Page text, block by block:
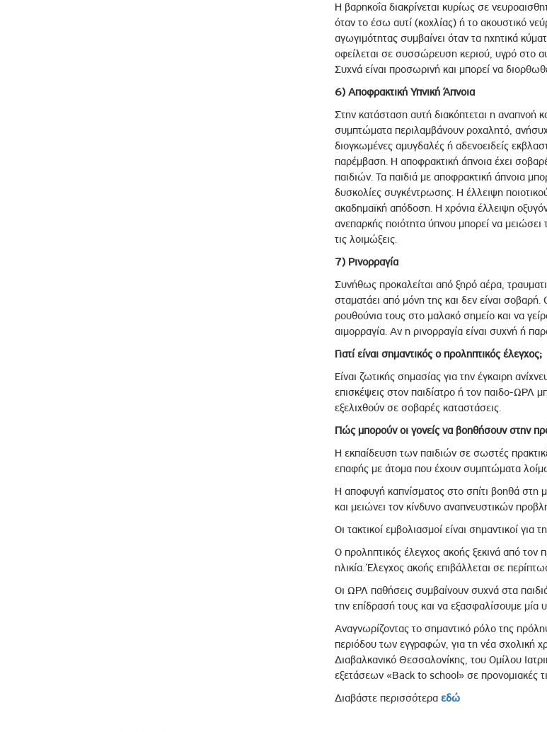
Η βαρηκοΐα διακρίνεται κυρίως σε
όταν το έσω αυτί (κοχλίας) ή το ακουστικό
αγωγιμότητας συμβαίνει όταν τα ηχητικά
οφείλεται σε συσσώρευση κεριού, υγρό στο
Συχνά είναι προσωρινή και μπορεί να
6) Αποφρακτική Υπνική Άπνοια
Στην κατάσταση αυτή διακόπτεται η
συμπτώματα περιλαμβάνουν ροχαλητό,
διογκωμένες αμυγδαλές ή αδενοειδείς
παρέμβαση. Η αποφρακτική άπνοια έχει
παιδιών. Τα παιδιά με αποφρακτική άπνοια
δυσκολίες συγκέντρωσης. Η έλλειψη
ακαδημαϊκή απόδοση. Η χρόνια έλλειψη
ανεπαρκής ποιότητα ύπνου μπορεί να
τις λοιμώξεις.
7) Ρινορραγία
Συνήθως προκαλείται από ξηρό αέρα,
σταματάει από μόνη της και δεν είναι
ρουθούνια τους στο μαλακό σημείο και να
αιμορραγία. Αν η ρινορραγία είναι συχνή ή
Γιατί είναι σημαντικός ο προληπτικός έλεγχος;
Είναι ζωτικής σημασίας για την έγκαιρη
επισκέψεις στον παιδίατρο ή τον παιδο-ΩΡΛ
εξελιχθούν σε σοβαρές καταστάσεις.
Πώς μπορούν οι γονείς να βοηθήσουν στην
Η εκπαίδευση των παιδιών σε σωστές
επαφής με άτομα που έχουν συμπτώματα
Η αποφυγή καπνίσματος στο σπίτι βοηθά
και μειώνει τον κίνδυνο αναπνευστικών
Οι τακτικοί εμβολιασμοί είναι σημαντικοί
Ο προληπτικός έλεγχος ακοής ξεκινά από τον
ηλικία. Έλεγχος ακοής επιβάλλεται σε
Οι ΩΡΛ παθήσεις συμβαίνουν συχνά στα
την επίδρασή τους και να εξασφαλίσουμε μία
Αναγνωρίζοντας το σημαντικό ρόλο της
περιόδου των εγγραφών, για τη νέα σχολική
Διαβαλκανικό Θεσσαλονίκης, του Ομίλου
εξετάσεων «Back to school» σε
Διαβάστε περισσότερα εδώ